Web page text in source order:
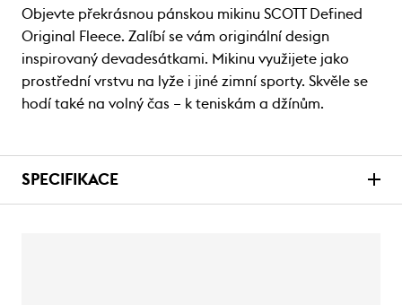
Objevte překrásnou pánskou mikinu SCOTT Defined
Original Fleece. Zalíbí se vám originální design
inspirovaný devadesátkami. Mikinu využijete jako
prostřední vrstvu na lyže i jiné zimní sporty. Skvěle se
hodí také na volný čas – k teniskám a džínům.
SPECIFIKACE